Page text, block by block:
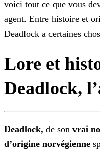
voici tout ce que vous
agent. Entre histoire et
Deadlock a certaines
Lore et
Deadlock,
Deadlock, de son vrai
d’origine norvégienne